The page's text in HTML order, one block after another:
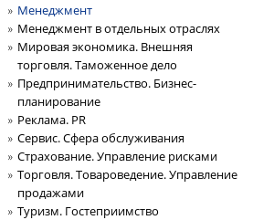
Менеджмент
Менеджмент в отдельных отраслях
Мировая экономика. Внешняя
торговля. Таможенное дело
Предпринимательство. Бизнес-
планирование
Реклама. PR
Сервис. Сфера обслуживания
Страхование. Управление рисками
Торговля. Товароведение. Управление
продажами
Туризм. Гостеприимство